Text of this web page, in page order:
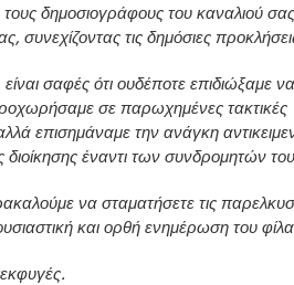
δημοσιογράφους του καναλιού
συνεχίζοντας τις δημόσιες
σαφές ότι ουδέποτε επιδιώξαμε
σε παρωχημένες
επισημάναμε την ανάγκη
διοίκησης έναντι των συνδρομητών
να σταματήσετε τις
και ορθή ενημέρωση του